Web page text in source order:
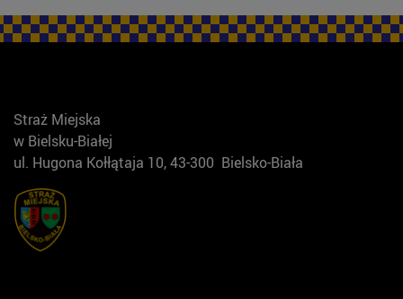
Straż Miejska
w Bielsku-Białej
ul. Hugona Kołłątaja 10, 43-300 Bielsko-Biała